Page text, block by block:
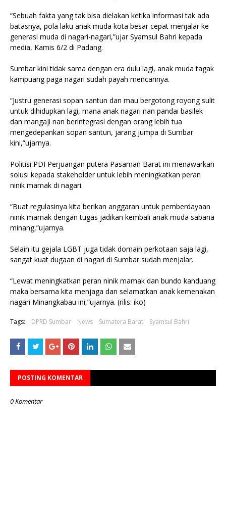
“Sebuah fakta yang tak bisa dielakan ketika informasi tak ada
batasnya, pola laku anak muda kota besar cepat menjalar ke
generasi muda di nagari-nagari,”ujar Syamsul Bahri kepada
media, Kamis 6/2 di Padang.
Sumbar kini tidak sama dengan era dulu lagi, anak muda tagak
kampuang paga nagari sudah payah mencarinya.
“Justru generasi sopan santun dan mau bergotong royong sulit
untuk dihidupkan lagi, mana anak nagari nan pandai basilek
dan mangaji nan berintegrasi dengan orang lebih tua
mengedepankan sopan santun, jarang jumpa di Sumbar
kini,”ujarnya.
Politisi PDI Perjuangan putera Pasaman Barat ini menawarkan
solusi kepada stakeholder untuk lebih meningkatkan peran
ninik mamak di nagari.
“Buat regulasinya kita berikan anggaran untuk pemberdayaan
ninik mamak dengan tugas jadikan kembali anak muda sabana
minang,”ujarnya.
Selain itu gejala LGBT juga tidak domain perkotaan saja lagi,
sangat kuat dugaan di nagari di Sumbar sudah menjalar.
“Lewat meningkatkan peran ninik mamak dan bundo kanduang
maka bersama kita menjaga dan selamatkan anak kemenakan
nagari Minangkabau ini,”ujarnya. (rilis: iko)
Tags: DPRD Sumbar News Sumatera Barat Syamsul Bahri
POSTING KOMENTAR
0 Komentar